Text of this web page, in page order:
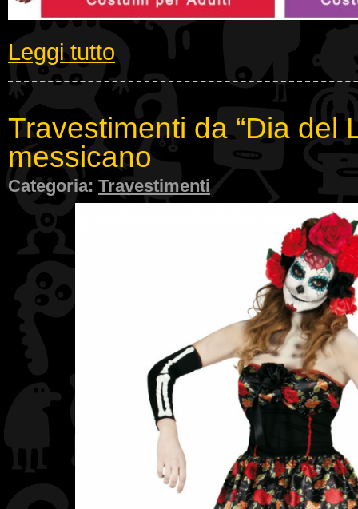
Leggi tutto
Travestimenti da “Dia del
messicano
Categoria: Travestimenti